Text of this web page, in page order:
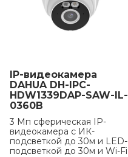
IP-видеокамера
DAHUA DH-IPC-
HDW1339DAP-SAW-IL-
0360B
3 Мп сферическая IP-
видеокамера с ИК-
подсветкой до 30м и LED-
подсветкой до 30м и Wi-Fi